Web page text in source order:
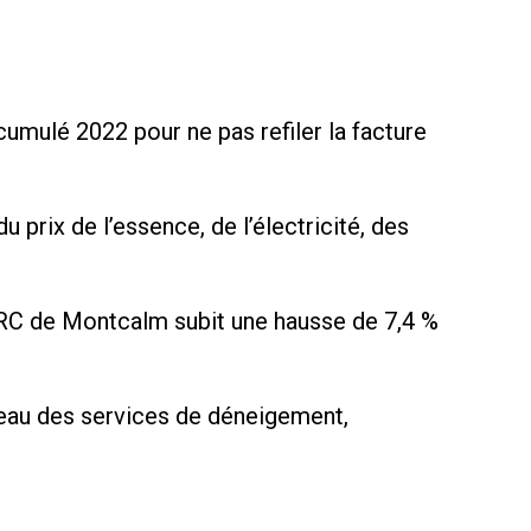
2022 pour ne pas refiler la facture
prix de l’essence, de l’électricité, des
de Montcalm subit une hausse de 7,4 %
des services de déneigement,